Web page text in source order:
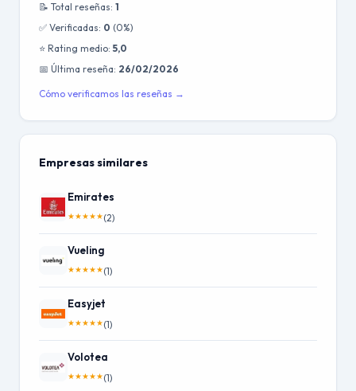
📝 Total reseñas: 1
✅ Verificadas: 0 (0%)
⭐ Rating medio: 5,0
📅 Última reseña: 26/02/2026
Cómo verificamos las reseñas →
Empresas similares
Emirates
★★★★★(2)
Vueling
★★★★★(1)
Easyjet
★★★★★(1)
Volotea
★★★★★(1)